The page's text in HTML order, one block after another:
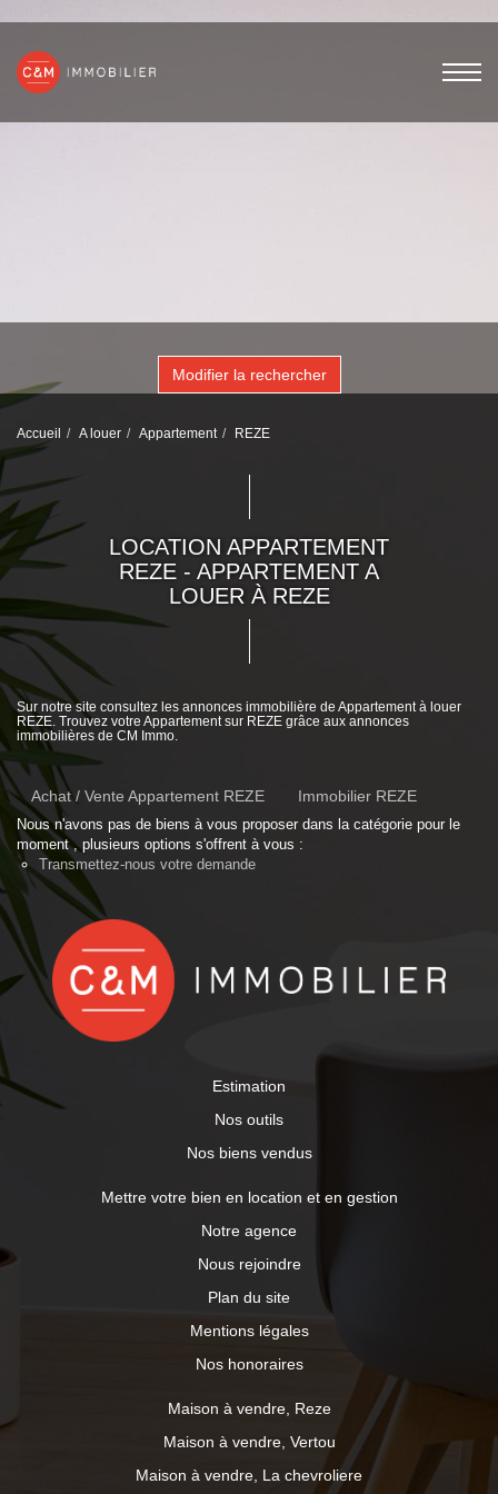
Modifier la rechercher
Accueil A louer Appartement REZE
LOCATION APPARTEMENT
REZE - APPARTEMENT A
LOUER À REZE
Sur notre site consultez les annonces immobilière de Appartement à louer
REZE. Trouvez votre Appartement sur REZE grâce aux annonces
immobilières de CM Immo.
Achat / Vente Appartement REZE Immobilier REZE
Nous n'avons pas de biens à vous proposer dans la catégorie pour le
moment , plusieurs options s'offrent à vous :
Transmettez-nous votre demande
Estimation
Nos outils
Nos biens vendus
Mettre votre bien en location et en gestion
Notre agence
Nous rejoindre
Plan du site
Mentions légales
Nos honoraires
Maison à vendre, Reze
Maison à vendre, Vertou
Maison à vendre, La chevroliere